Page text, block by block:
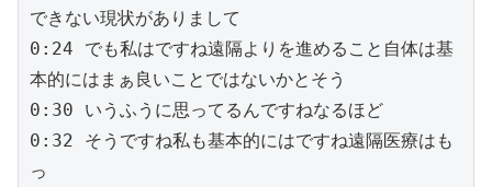
できない現状がありまして
0:24 でも私はですね遠隔よりを進めること自体は基
本的にはまぁ良いことではないかとそう
0:30 いうふうに思ってるんですねなるほど
0:32 そうですね私も基本的にはですね遠隔医療はも
っ